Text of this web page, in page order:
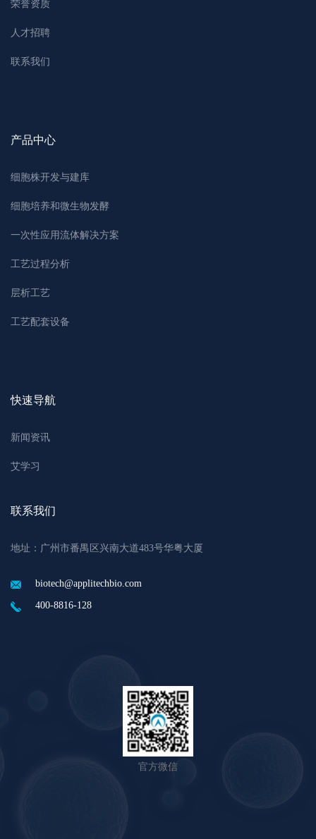
荣誉资质
人才招聘
联系我们
产品中心
细胞株开发与建库
细胞培养和微生物发酵
一次性应用流体解决方案
工艺过程分析
层析工艺
工艺配套设备
快速导航
新闻资讯
艾学习
联系我们
地址：广州市番禺区兴南大道483号华粤大厦
biotech@applitechbio.com
400-8816-128
官方微信